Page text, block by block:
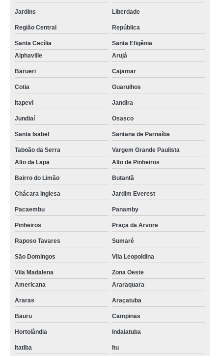
Jardins Liberdade
Região Central República
Santa Cecília
Santa Efigênia
Alphaville
Arujá
Barueri Cajamar
Cotia Guarulhos
Itapevi Jandira
Jundiaí Osasco
Santa Isabel Santana de Parnaíba
Taboão da Serra
Vargem Grande Paulista
Alto da Lapa
Alto de Pinheiros
Bairro do Limão Butantã
Chácara Inglesa Jardim Everest
Pacaembu Panamby
Pinheiros Praça da Arvore
Raposo Tavares Sumaré
São Domingos Vila Leopoldina
Vila Madalena
Zona Oeste
Americana
Araraquara
Araras Araçatuba
Bauru Campinas
Hortolândia Indaiatuba
Itatiba Itu